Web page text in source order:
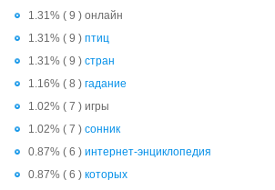
1.31% ( 9 ) онлайн
1.31% ( 9 )птиц
1.31% ( 9 )стран
1.16% ( 8 )гадание
1.02% ( 7 ) игры
1.02% ( 7 )сонник
0.87% ( 6 )интернет-энциклопедия
0.87% ( 6 )которых